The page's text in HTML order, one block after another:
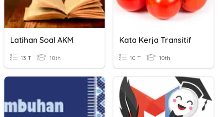
Latihan Soal AKM
13 T 10th
Kata Kerja Transitif
10 T 10th